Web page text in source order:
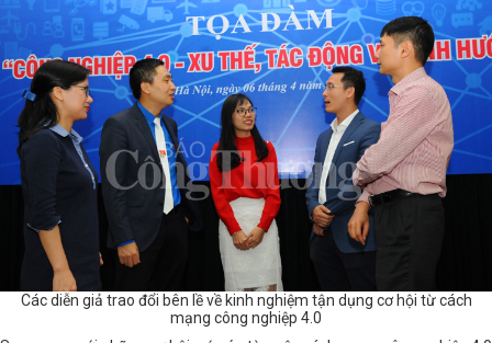
Các diễn giả trao đổi bên lề về kinh nghiệm tận dụng cơ hội từ cách
mạng công nghiệp 4.0